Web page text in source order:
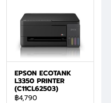
EPSON ECOTANK
L3350 PRINTER
(C11CL62503)
฿4,790